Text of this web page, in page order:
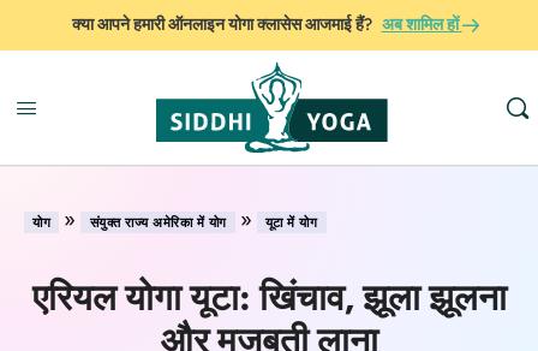
क्या आपने हमारी ऑनलाइन योगा क्लासेस आजमाई हैं? अब शामिल हों
योग » संयुक्त राज्य अमेरिका में योग » यूटा में योग
एरियल योगा यूटा: खिंचाव, झूला झूलना
और मजबूती लाना